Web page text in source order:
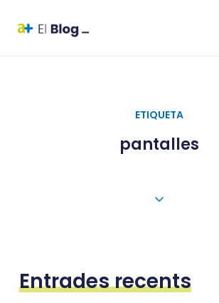
ETIQUETA
pantalles
Entrades recents